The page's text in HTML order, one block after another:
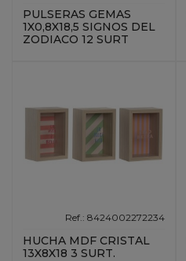
PULSERAS GEMAS
1X0,8X18,5 SIGNOS DEL
ZODIACO 12 SURT
Ref.: 8424002272234
HUCHA MDF CRISTAL
13X8X18 3 SURT.